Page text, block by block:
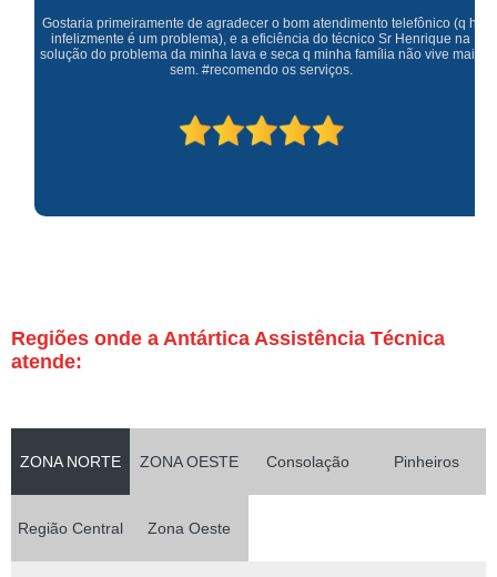
Gostaria primeiramente de agradecer o bom atendimento telefônico (q hj
infelizmente é um problema), e a eficiência do técnico Sr Henrique na
solução do problema da minha lava e seca q minha família não vive mais
sem. #recomendo os serviços.
Regiões onde a Antártica Assistência Técnica
atende:
ZONA NORTE ZONA OESTE Consolação Pinheiros
Região Central Zona Oeste